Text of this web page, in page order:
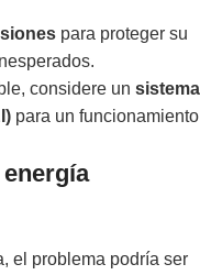
para proteger su
considere un sistema
para un funcionamiento
el problema podría ser